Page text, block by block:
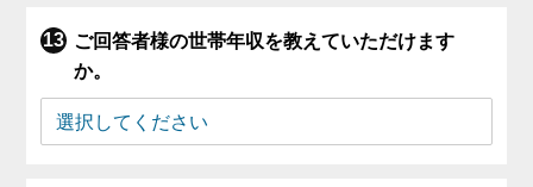
ご回答者様の世帯年収を教えていただけます
か。